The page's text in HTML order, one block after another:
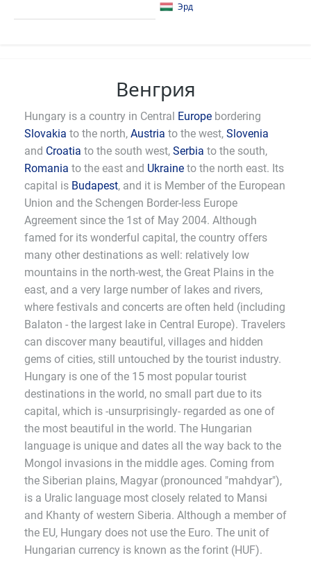
Эрд
Венгрия
Hungary is a country in Central Europe bordering
Slovakia to the north, Austria to the west, Slovenia
and Croatia to the south west, Serbia to the south,
Romania to the east and Ukraine to the north east. Its
capital is Budapest, and it is Member of the European
Union and the Schengen Border-less Europe
Agreement since the 1st of May 2004. Although
famed for its wonderful capital, the country offers
many other destinations as well: relatively low
mountains in the north-west, the Great Plains in the
east, and a very large number of lakes and rivers,
where festivals and concerts are often held (including
Balaton - the largest lake in Central Europe). Travelers
can discover many beautiful, villages and hidden
gems of cities, still untouched by the tourist industry.
Hungary is one of the 15 most popular tourist
destinations in the world, no small part due to its
capital, which is -unsurprisingly- regarded as one of
the most beautiful in the world. The Hungarian
language is unique and dates all the way back to the
Mongol invasions in the middle ages. Coming from
the Siberian plains, Magyar (pronounced "mahdyar"),
is a Uralic language most closely related to Mansi
and Khanty of western Siberia. Although a member of
the EU, Hungary does not use the Euro. The unit of
Hungarian currency is known as the forint (HUF).